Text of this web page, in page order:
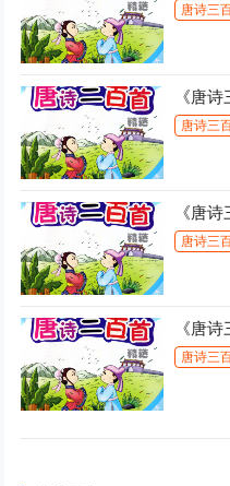
唐诗三
《唐
唐诗三
《唐
唐诗三
《唐
唐诗三